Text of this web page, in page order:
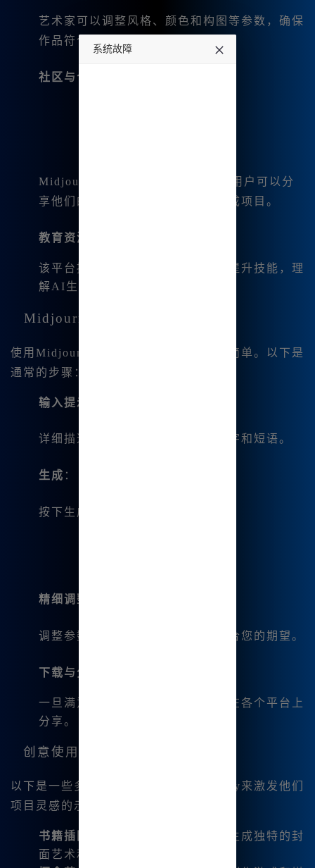
艺术家可以调整风格、颜色和构图等参数，确保
作品符合他们的愿景。
社区与合作
Midjourney拥有一个强大的社区，用户可以分
享他们的创作、收集反馈并合作完成项目。
教育资源
该平台提供教程和资源，帮助用户提升技能，理
解AI生成艺术的细微差别。
Midjourney如何工作
使用Midjourney就像输入一个提示那么简单。以下是
通常的步骤：
输入提示
详细描述您心中的想法，使用关键字和短语。
生成 ：
按下生成按钮，观看AI开始创作。
精细调整
调整参数并重新生成，直到输出符合您的期望。
下载与分享
一旦满意，我可以轻松下载图片并在各个平台上
分享。
创意使用示例
以下是一些多样化创作者利用Midjourney来激发他们
项目灵感的示例：
书籍插图
：作家可以为他们的作品生成独特的封
面艺术和插图。
系统故障